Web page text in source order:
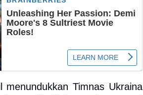
menundukkan Timnas Ukraina